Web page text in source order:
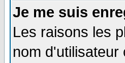
Je me suis
Les raisons les
nom